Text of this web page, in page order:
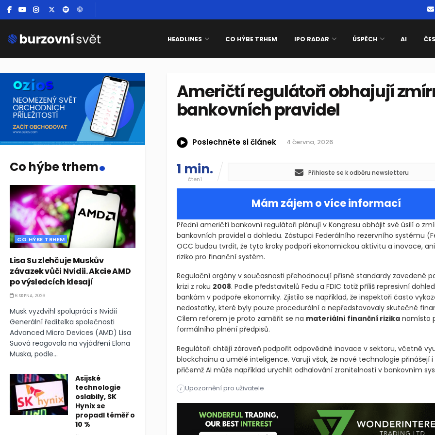
HEADLINES CO HÝBE TRHEM IPO RADAR ÚSPĚCH AI
Američtí regulátoři obhajují
bankovních pravidel
Poslechněte si článek 4 června, 2026
1 min.
čtení
Přihlaste se k odběru newsletteru
Mám zájem o více informací
Přední američtí bankovní regulátoři plánují v Kongresu obhájit své úsilí o
bankovních pravidel a dohledu. Zástupci Federálního rezervního systému
OCC budou tvrdit, že tyto kroky podpoří ekonomickou aktivitu a inovace,
riziko pro finanční systém.
Regulační orgány v současnosti přehodnocují přísné standardy zavedené
krizi z roku 2008. Podle představitelů Fedu a FDIC totiž příliš represivní
bankám v podpoře ekonomiky. Zjistilo se například, že inspektoři často
nedostatky, které byly pouze procedurální a nepředstavovaly skutečné
Cílem reforem je proto zaměřit se na materiální finanční rizikanamísto
formálního plnění předpisů.
Regulátoři chtějí zároveň podpořit odpovědné inovace v sektoru, včetně
blockchainu a umělé inteligence. Varují však, že nové technologie přinášejí i
přičemž AI může například urychlit odhalování zranitelností v bankovním
Přední američtí bankovní regulátoři plánují v Kongresu obhájit své úsilí o
i Upozornění pro uživatele
Přední američtí bankovní regulátoři plánují v Kongresu obhájit své úsilí o
Co hýbe trhem.
CO HÝBE TRHEM
Lisa Su zlehčuje Muskův
závazek vůči Nvidii. Akcie AMD
po výsledcích klesají
6 SRPNA, 2026
Musk vyzdvihl spolupráci s Nvidií
Generální ředitelka společnosti
Advanced Micro Devices (AMD) Lisa
Suová reagovala na vyjádření Elona
Muska, podle...
Asijské
technologie
oslabily, SK
Hynix se
propadl téměř o
10 %